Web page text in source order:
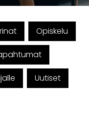
Opiskelu
Uutiset